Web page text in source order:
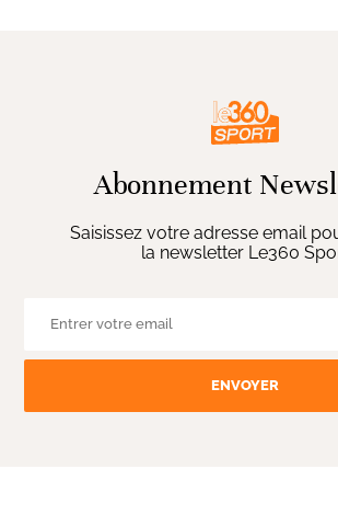
Abonnement
Saisissez votre adresse email
la newsletter Le360
ENVOYER